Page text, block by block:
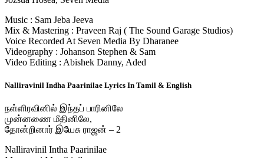
Music : Sam Jeba Jeeva
Mix & Mastering : Praveen Raj ( The Sound Garage Studios)
Voice Recorded At Seven Media By Dharanee
Videography : Johanson Stephen & Sam
Video Editing : Abishek Danny, Aded
Nalliravinil Indha Paarinilae Lyrics In Tamil & English
நள்ளிரவினில் இந்தப் பாரினிலே
முன்னணை மீதினிலே,
தோன்றினார் இயேசு ராஜன் – 2
Nalliravinil Intha Paarinilae